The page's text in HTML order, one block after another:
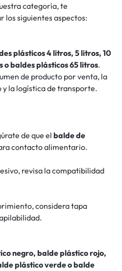
categoría, te
los siguientes aspectos:
plásticos 4 litros, 5 litros, 10
o baldes plásticos 65 litros.
de producto por venta, la
y la logística de transporte.
de que el balde de
contacto alimentario.
revisa la compatibilidad
considera tapa
negro, balde plástico rojo,
plástico verde o balde